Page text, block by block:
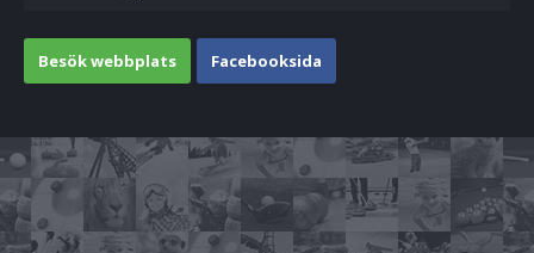
Besök webbplats Facebooksida